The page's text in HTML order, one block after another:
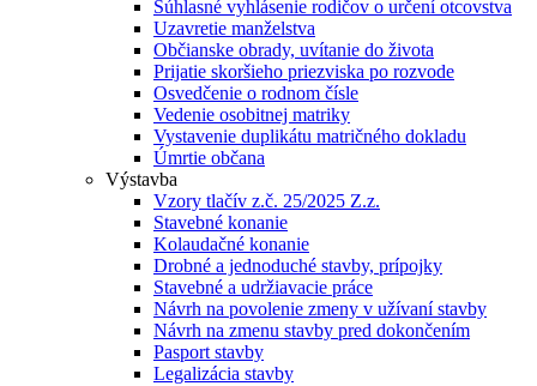
Súhlasné vyhlásenie rodičov o určení otcovstva
Uzavretie manželstva
Občianske obrady, uvítanie do života
Prijatie skoršieho priezviska po rozvode
Osvedčenie o rodnom čísle
Vedenie osobitnej matriky
Vystavenie duplikátu matričného dokladu
Úmrtie občana
Výstavba
Vzory tlačív z.č. 25/2025 Z.z.
Stavebné konanie
Kolaudačné konanie
Drobné a jednoduché stavby, prípojky
Stavebné a udržiavacie práce
Návrh na povolenie zmeny v užívaní stavby
Návrh na zmenu stavby pred dokončením
Pasport stavby
Legalizácia stavby